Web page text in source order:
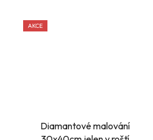
AKCE
Diamantové malování